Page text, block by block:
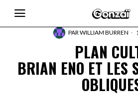
PARWILLIAM BURREN
PLAN
BRIAN ENO ET LES